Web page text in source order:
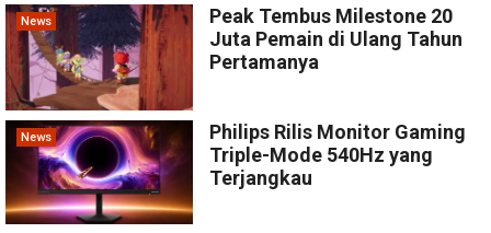
News
Peak Tembus Milestone 20
Juta Pemain di Ulang Tahun
Pertamanya
News
Philips Rilis Monitor Gaming
Triple-Mode 540Hz yang
Terjangkau